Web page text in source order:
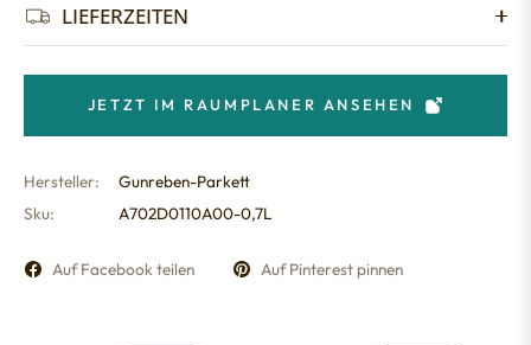
LIEFERZEITEN
JETZT IM RAUMPLANER ANSEHEN
Hersteller:
Gunreben-Parkett
Sku:
A702D0110A00-0,7L
Auf Facebook teilen Auf Pinterest pinnen